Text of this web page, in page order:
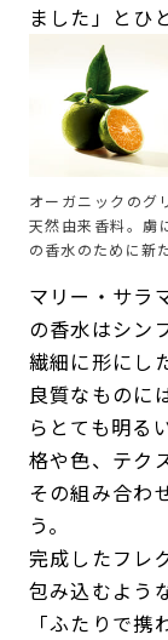
ました」とひ
オーガニックのグ
天然由来香料。虜
の香水のために新
マリー・サラ
の香水はシン
繊細に形にし
良質なものに
らとても明る
格や色、テク
その組み合わ
う。
完成したフレ
包み込むよう
「ふたりで